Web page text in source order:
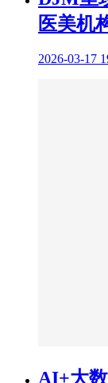
医美机
2026-03-17
AI+大